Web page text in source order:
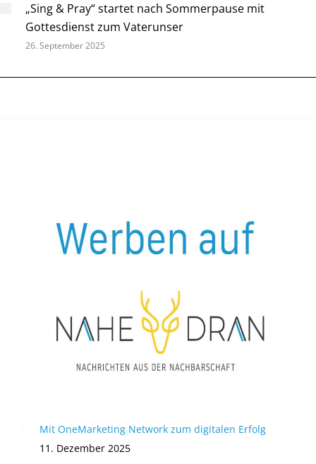
„Sing & Pray“ startet nach Sommerpause mit
Gottesdienst zum Vaterunser
26. September 2025
Mit OneMarketing Network zum digitalen Erfolg
11. Dezember 2025